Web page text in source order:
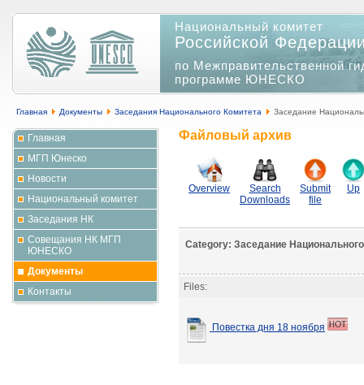
Национальный комитет
Российской
по Межправительственной
программе ЮНЕСКО
Главная Документы Заседания Национального Комитета Заседание
Главная
МГП Юнеско
Новости
Национальный комитет
Заседания НК
Совещания НК МГП
ЮНЕСКО
Документы
Контакты
Файловый архив
Overview
Search
Downloads
Submit
file
Up
Category: Заседание
Files:
Повестка дня 18 ноября